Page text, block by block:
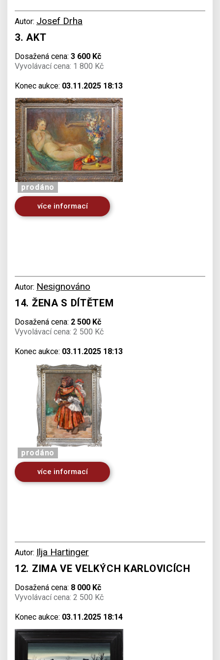
Autor: Josef Drha
3. AKT
Dosažená cena: 3 600 Kč
Vyvolávací cena: 1 800 Kč
Konec aukce: 03.11.2025 18:13
prodáno
více informací
Autor: Nesignováno
14. ŽENA S DÍTĚTEM
Dosažená cena: 2 500 Kč
Vyvolávací cena: 2 500 Kč
Konec aukce: 03.11.2025 18:13
prodáno
více informací
Autor: Ilja Hartinger
12. ZIMA VE VELKÝCH KARLOVICÍCH
Dosažená cena: 8 000 Kč
Vyvolávací cena: 2 500 Kč
Konec aukce: 03.11.2025 18:14